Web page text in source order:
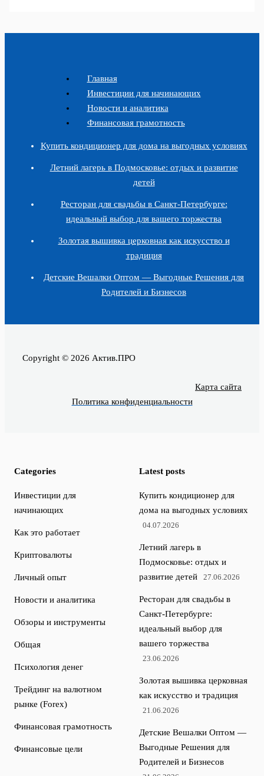
Главная
Инвестиции для начинающих
Новости и аналитика
Финансовая грамотность
Купить кондиционер для дома на выгодных условиях
Летний лагерь в Подмосковье: отдых и развитие
детей
Ресторан для свадьбы в Санкт-Петербурге:
идеальный выбор для вашего торжества
Золотая вышивка церковная как искусство и
традиция
Детские Вешалки Оптом — Выгодные Решения для
Родителей и Бизнесов
Copyright © 2026 Актив.ПРО
Карта сайта
Политика конфиденциальности
Categories
Инвестиции для
начинающих
Как это работает
Криптовалюты
Личный опыт
Новости и аналитика
Обзоры и инструменты
Общая
Психология денег
Трейдинг на валютном
рынке (Forex)
Финансовая грамотность
Финансовые цели
Latest posts
Купить кондиционер для
дома на выгодных условиях
04.07.2026
Летний лагерь в
Подмосковье: отдых и
развитие детей
27.06.2026
Ресторан для свадьбы в
Санкт-Петербурге:
идеальный выбор для
вашего торжества
23.06.2026
Золотая вышивка церковная
как искусство и традиция
21.06.2026
Детские Вешалки Оптом —
Выгодные Решения для
Родителей и Бизнесов